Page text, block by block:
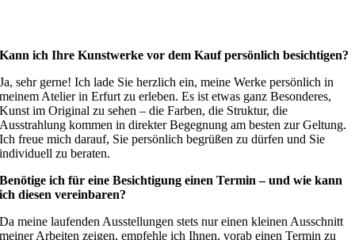
Kann ich Ihre Kunstwerke vor dem Kauf persönlich besichtigen?
Ja, sehr gerne! Ich lade Sie herzlich ein, meine Werke persönlich in
meinem Atelier in Erfurt zu erleben. Es ist etwas ganz Besonderes,
Kunst im Original zu sehen – die Farben, die Struktur, die
Ausstrahlung kommen in direkter Begegnung am besten zur Geltung.
Ich freue mich darauf, Sie persönlich begrüßen zu dürfen und Sie
individuell zu beraten.
Benötige ich für eine Besichtigung einen Termin – und wie kann
ich diesen vereinbaren?
Da meine laufenden Ausstellungen stets nur einen kleinen Ausschnitt
meiner Arbeiten zeigen, empfehle ich Ihnen, vorab einen Termin zu